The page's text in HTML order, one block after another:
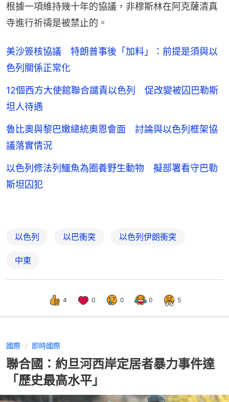
根據一項維持幾十年的協議，非穆斯林在阿克薩清真
寺進行祈禱是被禁止的。
美沙簽核協議 特朗普事後「加料」：前提是須與以
色列關係正常化
12個西方大使館聯合譴責以色列 促改變被囚巴勒斯
坦人待遇
魯比奧與黎巴嫩總統奧恩會面 討論與以色列框架協
議落實情況
以色列修法列鱷魚為圈養野生動物 擬部署看守巴勒
斯坦囚犯
以色列 以巴衝突 以色列伊朗衝突
中東
4 0 0 0 5
國際 即時國際
聯合國：約旦河西岸定居者暴力事件達
「歷史最高水平」